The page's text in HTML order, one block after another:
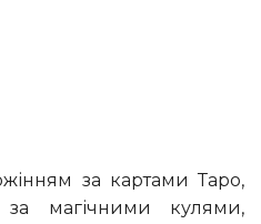
за магічними кулями,